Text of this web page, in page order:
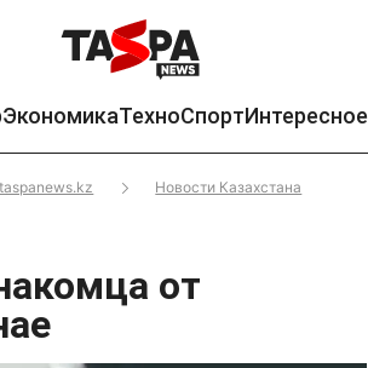
ЭкономикаТехноСпортИнтересное
Новости Казахстана
от